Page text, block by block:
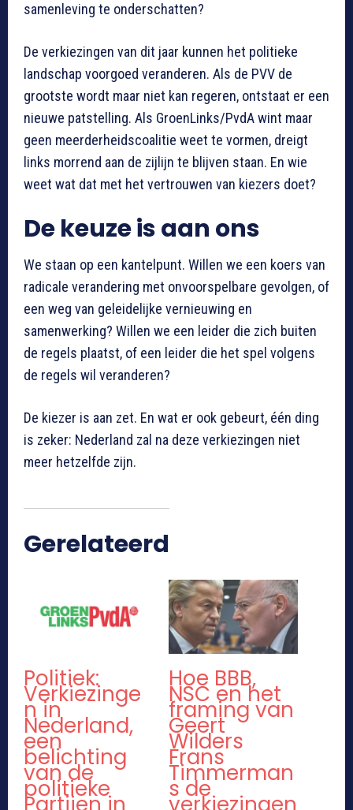
samenleving te onderschatten?
De verkiezingen van dit jaar kunnen het politieke
landschap voorgoed veranderen. Als de PVV de
grootste wordt maar niet kan regeren, ontstaat er een
nieuwe patstelling. Als GroenLinks/PvdA wint maar
geen meerderheidscoalitie weet te vormen, dreigt
links morrend aan de zijlijn te blijven staan. En wie
weet wat dat met het vertrouwen van kiezers doet?
De keuze is aan ons
We staan op een kantelpunt. Willen we een koers van
radicale verandering met onvoorspelbare gevolgen, of
een weg van geleidelijke vernieuwing en
samenwerking? Willen we een leider die zich buiten
de regels plaatst, of een leider die het spel volgens
de regels wil veranderen?
De kiezer is aan zet. En wat er ook gebeurt, één ding
is zeker: Nederland zal na deze verkiezingen niet
meer hetzelfde zijn.
Gerelateerd
Politiek:
Verkiezinge
n in
Nederland,
een
belichting
van de
politieke
Hoe BBB,
NSC en het
framing van
Geert
Wilders
Frans
Timmerman
s de